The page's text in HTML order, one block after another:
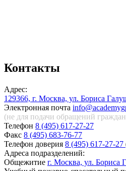
Контакты
Адрес:
129366, г. Москва, ул. Бориса
Электронная почта
(не для подачи обращений
Телефон 8 (495) 617-27-27
Факс 8 (495) 683-76-77
Телефон доверия 8 (495) 617-27-27
Адреса подразделений:
Общежитие г. Москва, ул. Бориса